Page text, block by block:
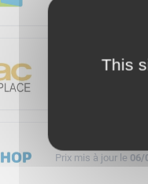
Prix mis à jour le06/
Prix mis à jour le 06/
This